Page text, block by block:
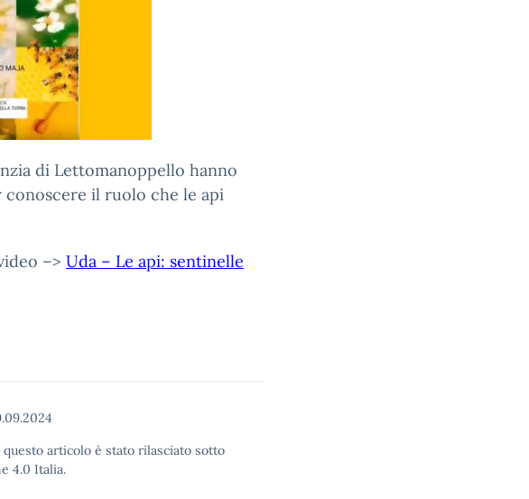
di Lettomanoppello hanno
conoscere il ruolo che le api
–> Uda – Le api: sentinelle
articolo è stato rilasciato sotto
4.0 Italia.